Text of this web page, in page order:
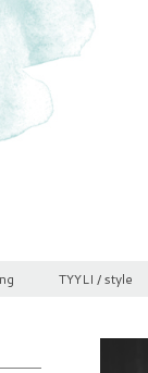
TYYLI / style